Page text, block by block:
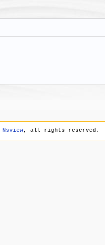
Nsview, all rights reserved.